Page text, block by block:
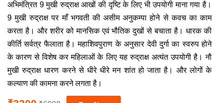
अभिमंत्रित 9 मुखी रुद्राक्ष आखों की दृष्टि के लिए भी उपयोगी माना गया है।
9 मुखी रुद्राक्ष पर माँ भगवती की असीम अनुकम्पा होने से कवच का काम
करता है। और शरीर को मानसिक एवं भौतिक दुखों से बचाता है। धारक की
कीर्ति सर्वत्र फैलाता है। महाशिवपुराण के अनुसार देवी दुर्गा का स्वरुप होने
के कारण से विशेष कर महिलाओं के लिए यह रुद्राक्ष अत्यंत उपयोगी है। नौ
मुखी रुद्राक्ष धारण करने से धीरे धीरे मन शांत हो जाता है। और लोगों के
कल्याण की कामना करने लगता है।